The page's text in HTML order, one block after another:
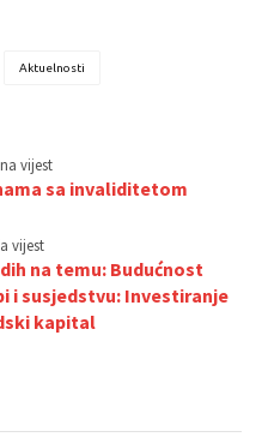
Aktuelnosti
vijest
sa invaliditetom
vijest
na temu: Budućnost
i susjedstvu: Investiranje
kapital